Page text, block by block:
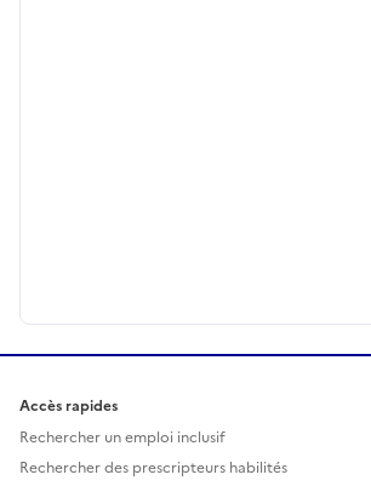
Accès rapides
Rechercher un emploi inclusif
Rechercher des prescripteurs habilités